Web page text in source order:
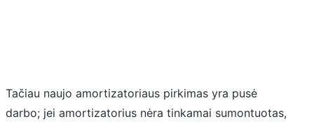
Tačiau naujo amortizatoriaus pirkimas yra pusė
darbo; jei amortizatorius nėra tinkamai sumontuotas,